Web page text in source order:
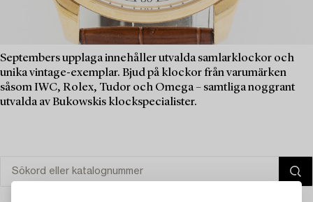
Septembers upplaga innehåller utvalda samlarklockor och
unika vintage-exemplar. Bjud på klockor från varumärken
såsom IWC, Rolex, Tudor och Omega – samtliga noggrant
utvalda av Bukowskis klockspecialister.